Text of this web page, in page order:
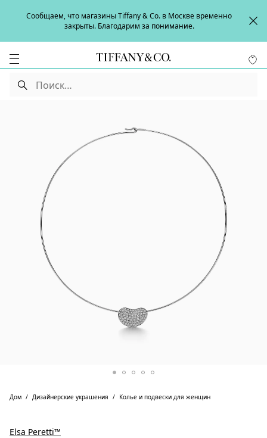
Сообщаем, что магазины Tiffany & Co. в Москве временно
закрыты. Благодарим за понимание.
Дом Дизайнерские украшения Колье и подвески для женщин
Elsa Peretti™